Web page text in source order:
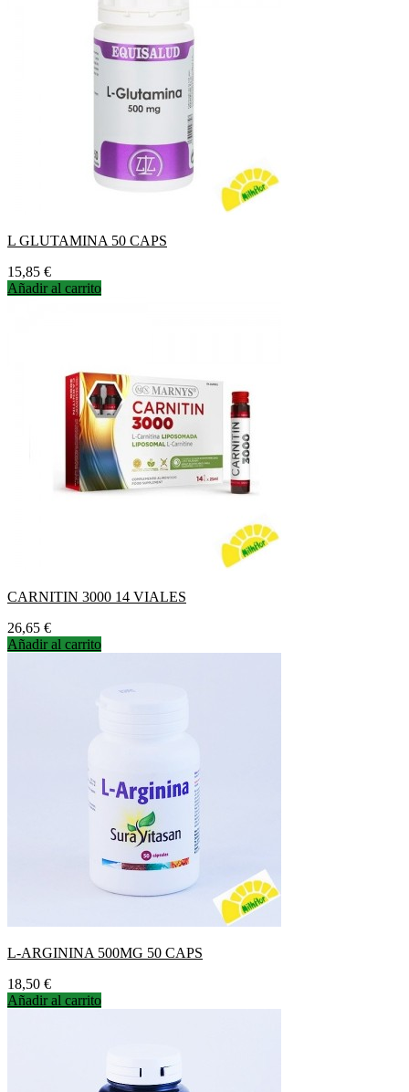
L GLUTAMINA 50 CAPS
Precio
15,85 €
Añadir al carrito
CARNITIN 3000 14 VIALES
Precio
26,65 €
Añadir al carrito
L-ARGININA 500MG 50 CAPS
Precio
18,50 €
Añadir al carrito